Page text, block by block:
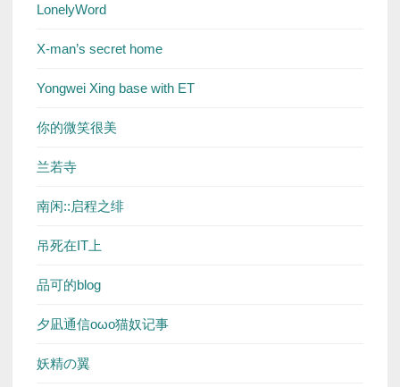
LonelyWord
X-man’s secret home
Yongwei Xing base with ET
你的微笑很美
兰若寺
南闲::启程之绯
吊死在IT上
品可的blog
夕凪通信oωo猫奴记事
妖精の翼